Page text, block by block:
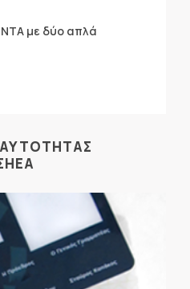
με δύο απλά